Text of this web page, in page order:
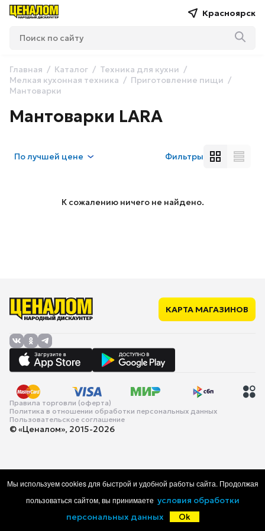
Красноярск
Главная Каталог
Техника для кухни
Мелкая кухонная техника
Приготовление пищи
Мантоварки
Мантоварки LARA
Получшей цене Фильтры
К сожалению ничего не найдено.
КАРТА МАГАЗИНОВ
Правила торговли (оферта)
Политика в отношении обработки персональных данных
Пользовательское соглашение
© «Ценалом», 2015-2026
Каталог Корзина Избранное
Мы используем cookies для быстрой и удобной работы сайта. Продолжая
пользоваться сайтом, вы принимаете условия обработки
персональных данных
Ok